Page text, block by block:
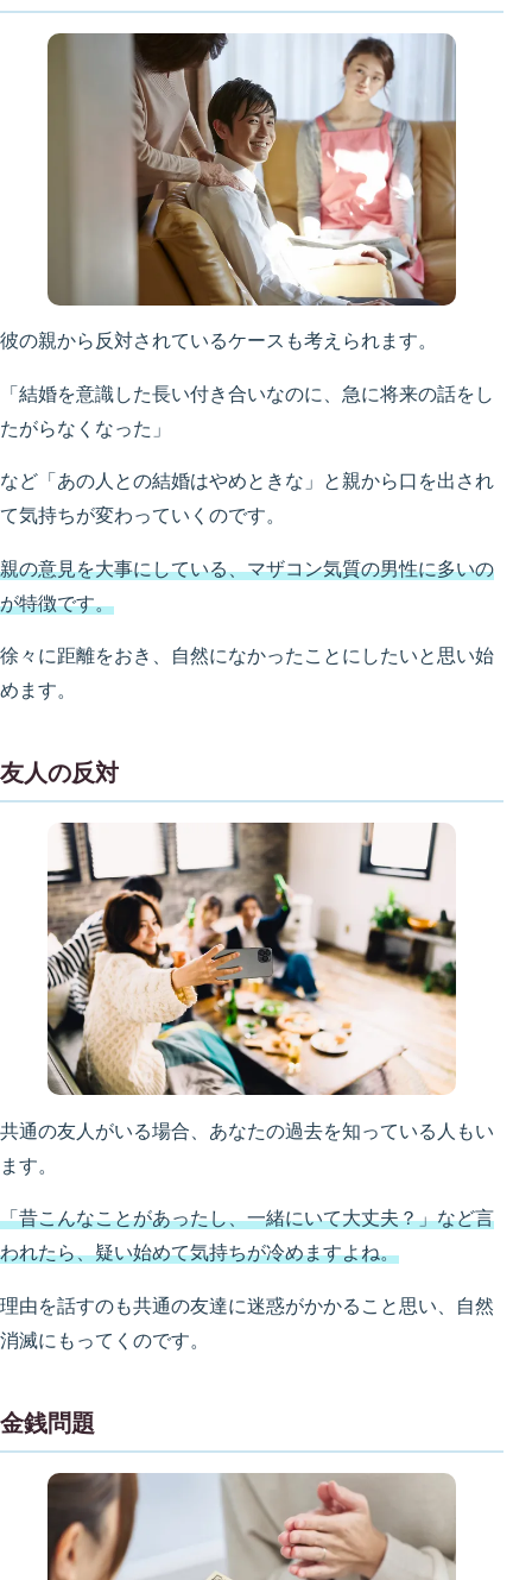
彼の親から反対されているケースも考えられます。
「結婚を意識した長い付き合いなのに、急に将来の話をし
たがらなくなった」
など「あの人との結婚はやめときな」と親から口を出され
て気持ちが変わっていくのです。
親の意見を大事にしている、マザコン気質の男性に多いの
が特徴です。
徐々に距離をおき、自然になかったことにしたいと思い始
めます。
友人の反対
共通の友人がいる場合、あなたの過去を知っている人もい
ます。
「昔こんなことがあったし、一緒にいて大丈夫？」など言
われたら、疑い始めて気持ちが冷めますよね。
理由を話すのも共通の友達に迷惑がかかること思い、自然
消滅にもってくのです。
金銭問題